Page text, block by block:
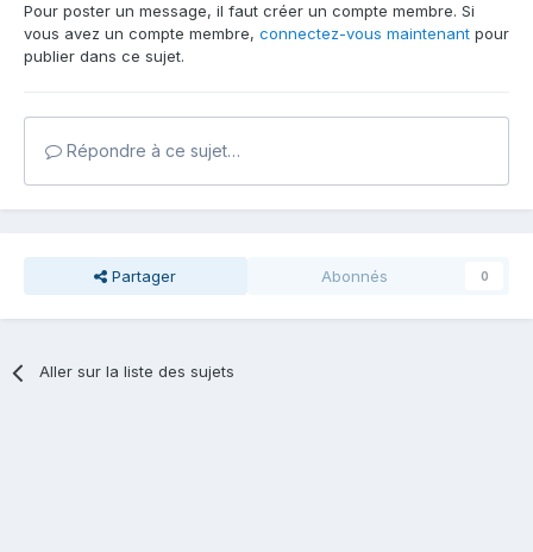
Pour poster un message, il faut créer un compte membre. Si
vous avez un compte membre, connectez-vous maintenant pour
publier dans ce sujet.
Répondre à ce sujet…
Partager Abonnés 0
Aller sur la liste des sujets